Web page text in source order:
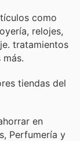
como
relojes,
tratamientos
tiendas del
en
Perfumería y